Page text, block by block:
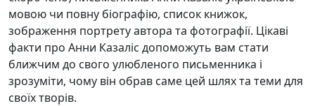
мовою чи повну біографію, список книжок,
зображення портрету автора та фотографії. Цікаві
факти про Анни Казаліс допоможуть вам стати
ближчим до свого улюбленого письменника і
зрозуміти, чому він обрав саме цей шлях та теми для
своїх творів.